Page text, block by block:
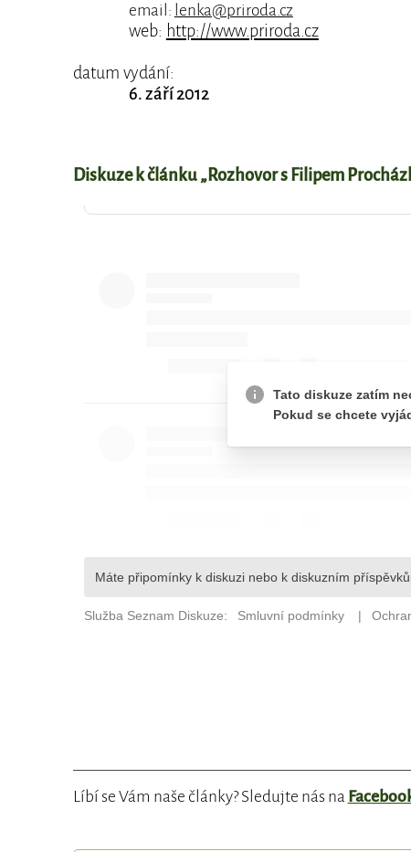
email: lenka@priroda.cz
web: http://www.priroda.cz
datum vydání:
6. září 2012
Diskuze k článku „Rozhovor s Filipem
Líbí se Vám naše články? Sledujte nás na